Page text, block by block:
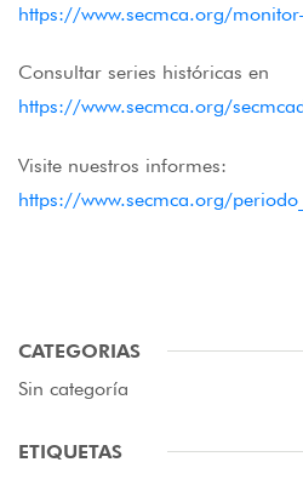
https://www.secmca.org/
Consultar series históricas en
https://www.secmca.org/
Visite nuestros informes:
https://www.secmca.org/
CATEGORIAS
Sin categoría
ETIQUETAS